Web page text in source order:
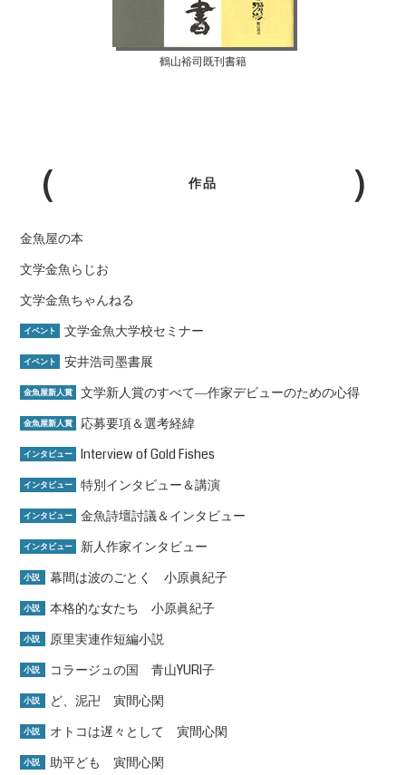
鶴山裕司既刊書籍
作品
金魚屋の本
文学金魚らじお
文学金魚ちゃんねる
イベント 文学金魚大学校セミナー
イベント 安井浩司墨書展
金魚屋新人賞 文学新人賞のすべて―作家デビューのための心得
金魚屋新人賞 応募要項＆選考経緯
インタビュー Interview of Gold Fishes
インタビュー 特別インタビュー＆講演
インタビュー 金魚詩壇討議＆インタビュー
インタビュー 新人作家インタビュー
小説 幕間は波のごとく 小原眞紀子
小説 本格的な女たち 小原眞紀子
小説 原里実連作短編小説
小説 コラージュの国 青山YURI子
小説 ど、泥卍 寅間心閑
小説 オトコは遅々として 寅間心閑
小説 助平ども 寅間心閑